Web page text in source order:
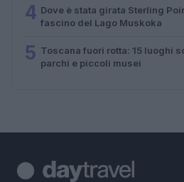
4 Dove è stata girata Sterling
fascino del Lago Muskoka
5 Toscana fuori rotta: 15 luoghi
parchi e piccoli musei